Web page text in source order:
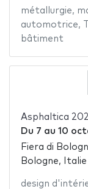
métallurgie,
automotrice,
bâtiment
Asphaltica
Du 7 au 10
Fiera di
Bologne, Italie
design